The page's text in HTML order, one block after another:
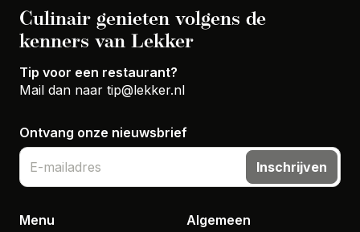
Culinair genieten volgens de
kenners van Lekker
Tip voor een restaurant?
Mail dan naar tip@lekker.nl
Ontvang onze nieuwsbrief
Inschrijven
Menu Algemeen